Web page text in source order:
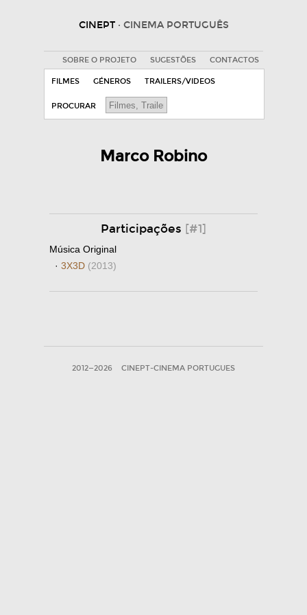
CINEPT · CINEMA PORTUGUÊS
SOBRE O PROJETO SUGESTÕES CONTACTOS
FILMES GÉNEROS TRAILERS/VIDEOS
PROCURAR
Marco Robino
Participações [#1]
Música Original
· 3X3D (2013)
2012—2026 CINEPT-CINEMA PORTUGUES